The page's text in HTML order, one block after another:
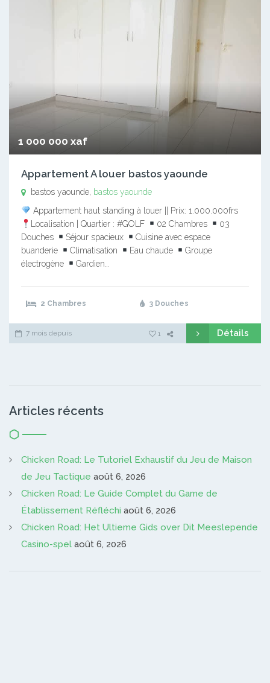
1 000 000 xaf
Appartement A louer bastos yaounde
bastos yaounde, bastos yaounde
Appartement haut standing à louer || Prix: 1.000.000frs
Localisation | Quartier : #GOLF
02 Chambres
03
Douches
Séjour spacieux
Cuisine avec espace
buanderie
Climatisation Eau chaude
Groupe
électrogène
Gardien…
2 Chambres 3 Douches
7 mois depuis 1 Détails
Articles récents
Chicken Road: Le Tutoriel Exhaustif du Jeu de Maison
de Jeu Tactique août 6, 2026
Chicken Road: Le Guide Complet du Game de
Établissement Réfléchi août 6, 2026
Chicken Road: Het Ultieme Gids over Dit Meeslepende
Casino-spel août 6, 2026